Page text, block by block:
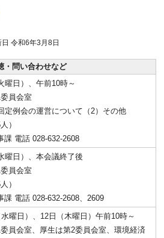
令和6年3月8日
・問い合わせなど
曜日）、午前10時～
員会室
定例会の運営について（2）その他
）
課 電話 028-632-2608
曜日）、本会議終了後
員会室
）
課 電話 028-632-2608、2609
曜日）、12日（木曜日）午前10時～
員会室、厚生は第2委員会室、環境経済